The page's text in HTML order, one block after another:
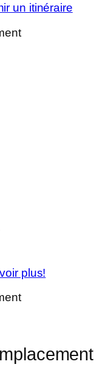
un itinéraire
plus!